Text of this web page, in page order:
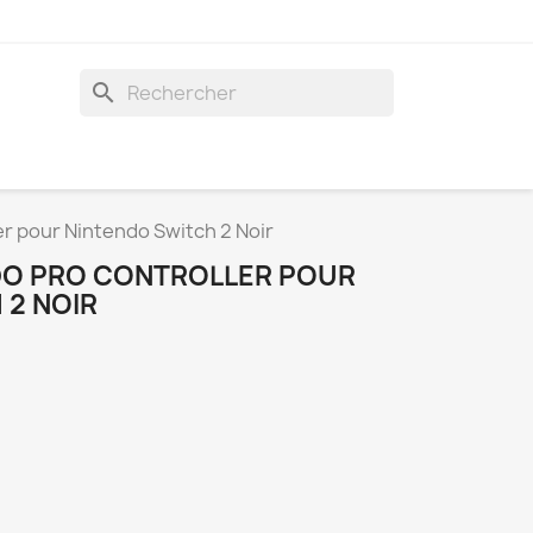
search
pour Nintendo Switch 2 Noir
PRO CONTROLLER POUR
2 NOIR